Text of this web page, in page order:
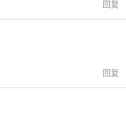
回复
回复